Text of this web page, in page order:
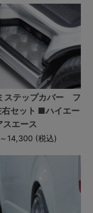
ステップカバー フ
右セット ■ハイエー
スエース
14,300 (税込)